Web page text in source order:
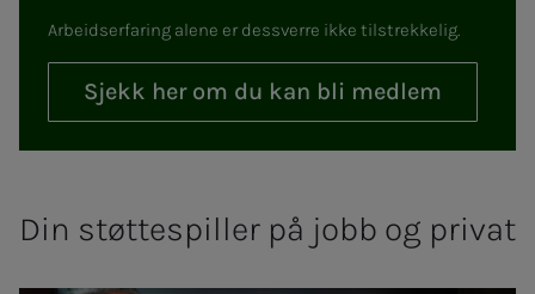
Arbeidserfaring alene er dessverre ikke tilstrekkelig.
Sjekk her om du kan bli medlem
Din støttespiller på jobb og privat